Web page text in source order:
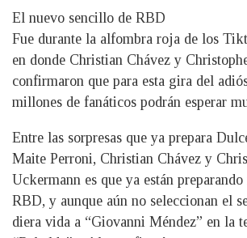
El nuevo sencillo de RBD
Fue durante la alfombra roja de los
en donde Christian Chávez y
confirmaron que para esta gira del
millones de fanáticos podrán esperar
Entre las sorpresas que ya prepara
Maite Perroni, Christian Chávez y
Uckermann es que ya están
RBD, y aunque aún no seleccionan el
diera vida a “Giovanni Méndez” en la